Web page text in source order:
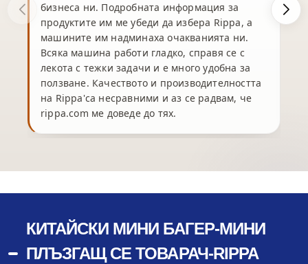
бизнеса ни. Подробната информация за
продуктите им ме убеди да избера Rippa, а
машините им надминаха очакванията ни.
Всяка машина работи гладко, справя се с
лекота с тежки задачи и е много удобна за
ползване. Качеството и производителността
на Rippa'са несравними и аз се радвам, че
rippa.com ме доведе до тях.
КИТАЙСКИ МИНИ БАГЕР-МИНИ
ПЛЪЗГАЩ СЕ ТОВАРАЧ-RIPPA